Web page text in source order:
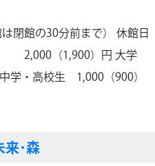
閉館の30分前まで） 休館日
（1,900）円 大学
高校生 1,000（900）
来･森